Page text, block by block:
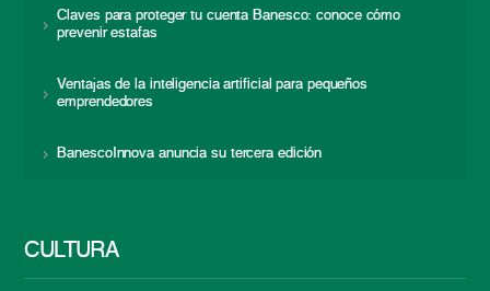
Claves para proteger tu cuenta Banesco: conoce cómo
prevenir estafas
Ventajas de la inteligencia artificial para pequeños
emprendedores
BanescoInnova anuncia su tercera edición
CULTURA